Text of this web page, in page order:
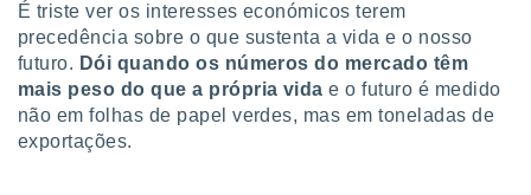
os
de
ou
de dados
fontes,
dados
É triste ver os interesses económicos terem
precedência sobre o que sustenta a vida e o nosso
futuro. Dói quando os números do mercado têm
mais peso do que a própria vidae o futuro é medido
não em folhas de papel verdes, mas em toneladas de
exportações.